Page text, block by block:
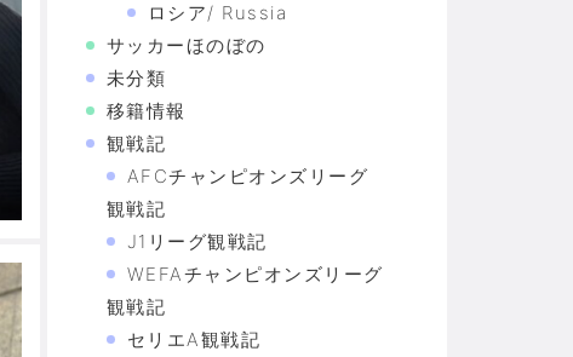
ロシア/ Russia
サッカーほのぼの
未分類
移籍情報
観戦記
AFCチャンピオンズリーグ
観戦記
J1リーグ観戦記
WEFAチャンピオンズリーグ
観戦記
セリエA観戦記